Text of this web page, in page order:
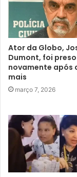
Ator da Globo,
Dumont, foi preso
novamente após
mais
março 7, 2026